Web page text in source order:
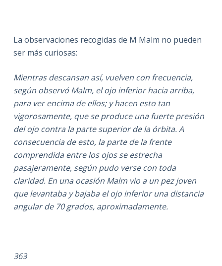
La observaciones recogidas de M Malm no pueden
ser más curiosas:
Mientras descansan así, vuelven con frecuencia,
según observó Malm, el ojo inferior hacia arriba,
para ver encima de ellos; y hacen esto tan
vigorosamente, que se produce una fuerte presión
del ojo contra la parte superior de la órbita. A
consecuencia de esto, la parte de la frente
comprendida entre los ojos se estrecha
pasajeramente, según pudo verse con toda
claridad. En una ocasión Malm vio a un pez joven
que levantaba y bajaba el ojo inferior una distancia
angular de 70 grados, aproximadamente.
363